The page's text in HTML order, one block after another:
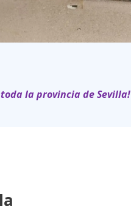
la provincia de Sevilla!